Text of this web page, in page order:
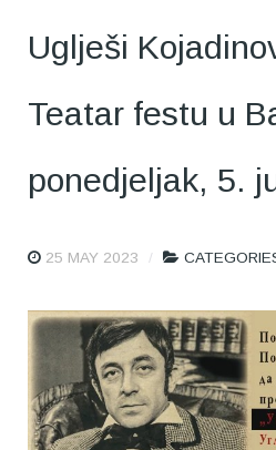
Uglješi
Teatar festu u
ponedjeljak, 5.
25 MAY 2023